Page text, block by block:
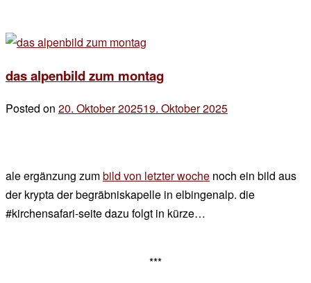
das alpenbild zum montag
Posted on 20. Oktober 202519. Oktober 2025
ale ergänzung zumbild von letzter woche noch ein bild aus
der krypta der begräbniskapelle in elbingenalp. die
#kirchensafari-seite dazu folgt in kürze…
***